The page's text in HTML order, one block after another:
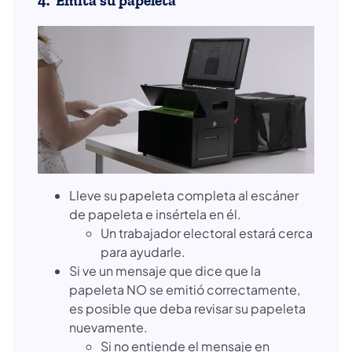
Lleve su papeleta completa al escáner
de papeleta e insértela en él.
Un trabajador electoral estará cerca
para ayudarle.
Si ve un mensaje que dice que la
papeleta NO se emitió correctamente,
es posible que deba revisar su papeleta
nuevamente.
Si no entiende el mensaje en